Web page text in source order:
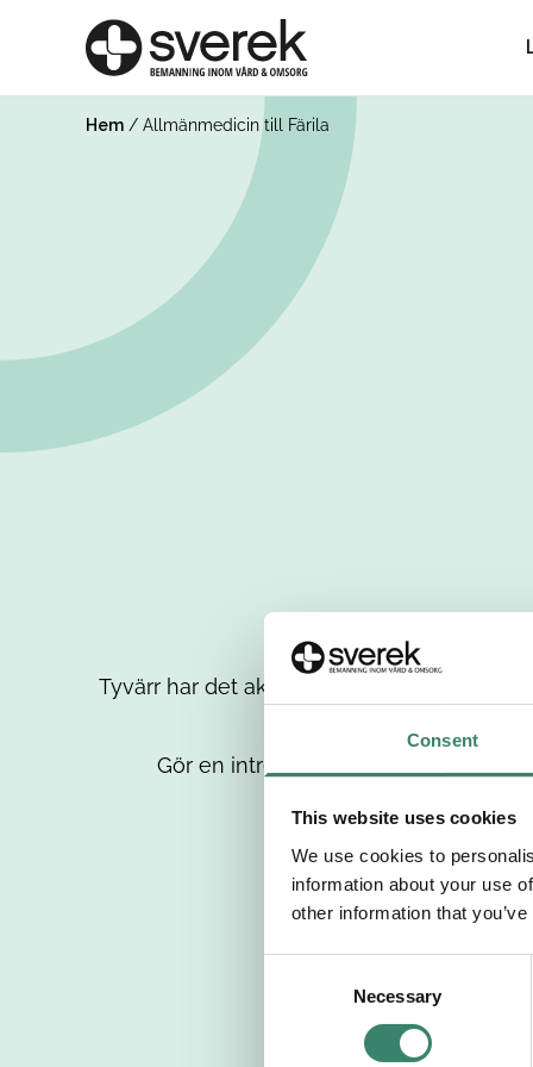
Consent
This website uses cookies
We use cookies to
information about your use
other information that
Necessary
Hem / Allmänmedicin till Färila
Tyvärr har det aktuella jobbet tagits bort
Gör en intresseanmälan så